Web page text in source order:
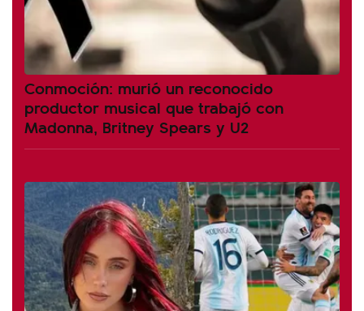
Conmoción: murió un reconocido
productor musical que trabajó con
Madonna, Britney Spears y U2